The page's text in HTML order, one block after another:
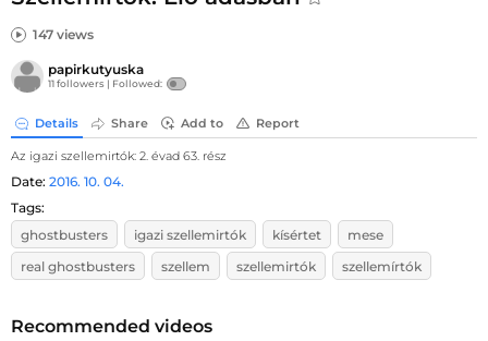
147 views
papirkutyuska
11 followers | Followed:
Details Share Add to Report
Az igazi szellemirtók: 2. évad 63. rész
Date: 2016. 10. 04.
Tags:
ghostbusters
igazi szellemirtók kísértet
mese
real ghostbusters
szellem szellemirtók szellemírtók
Recommended videos